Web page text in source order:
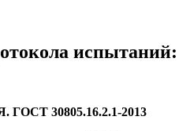
испытаний:
30805.16.2.1-2013